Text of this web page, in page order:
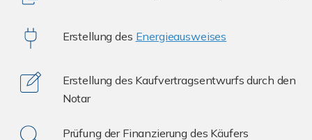
Erstellung des Energieausweises
Erstellung des Kaufvertragsentwurfs durch den
Notar
Prüfung der Finanzierung des Käufers